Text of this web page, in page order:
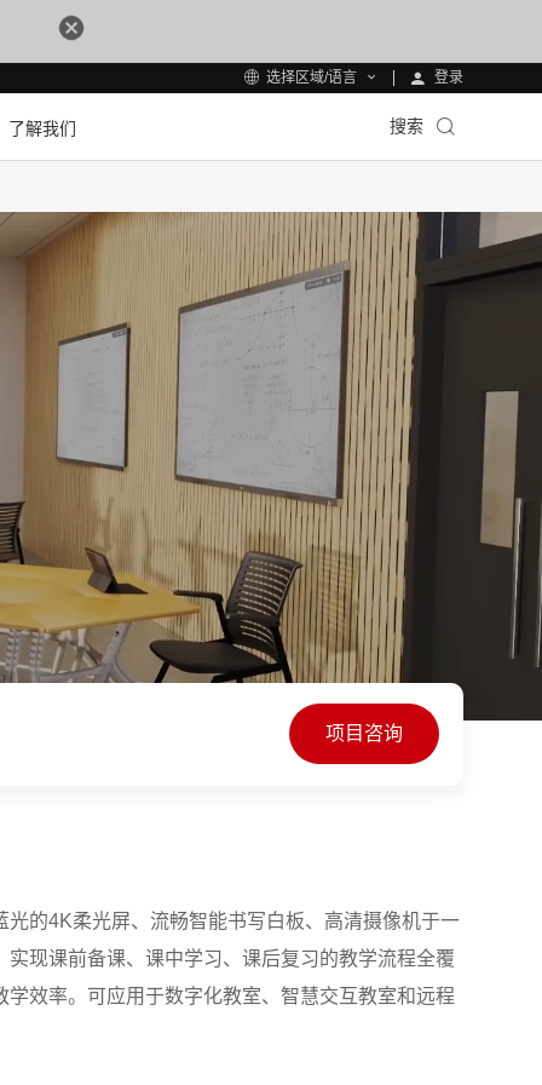
选择区域/语言 登录
了解我们 搜索
项目咨询
光的4K柔光屏、流畅智能书写白板、高清摄像机于一
实现课前备课、课中学习、课后复习的教学流程全覆
学效率。可应用于数字化教室、智慧交互教室和远程